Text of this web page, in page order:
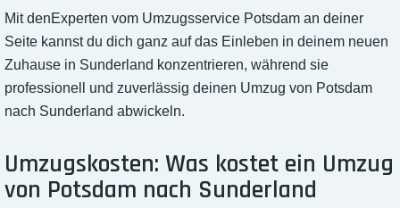
Mit denExperten vom Umzugsservice Potsdam an deiner
Seite kannst du dich ganz auf das Einleben in deinem neuen
Zuhause in Sunderland konzentrieren, während sie
professionell und zuverlässig deinen Umzug von Potsdam
nach Sunderland abwickeln.
Umzugskosten: Was kostet ein Umzug
von Potsdam nach Sunderland